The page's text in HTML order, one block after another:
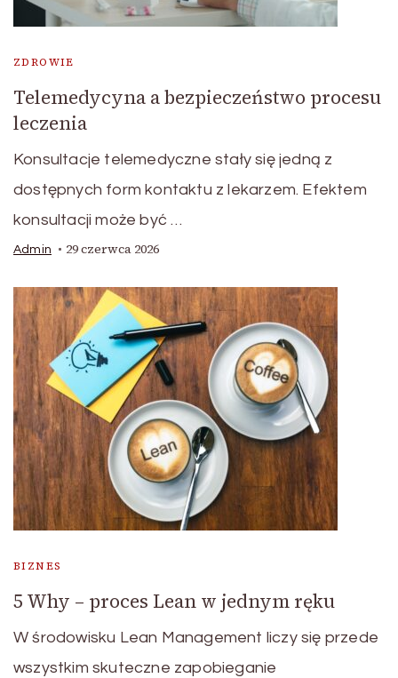
ZDROWIE
Telemedycyna a bezpieczeństwo procesu
leczenia
Konsultacje telemedyczne stały się jedną z
dostępnych form kontaktu z lekarzem. Efektem
konsultacji może być …
Admin 29 czerwca 2026
BIZNES
5 Why – proces Lean w jednym ręku
W środowisku Lean Management liczy się przede
wszystkim skuteczne zapobieganie